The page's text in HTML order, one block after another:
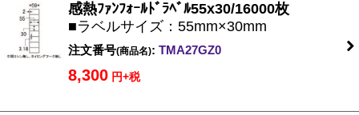
感熱ﾌｧﾝﾌｫｰﾙﾄﾞﾗﾍﾞﾙ55x30/16000枚
■ラベルサイズ：55mm×30mm
注文番号(商品名): TMA27GZ0
8,300 円+税